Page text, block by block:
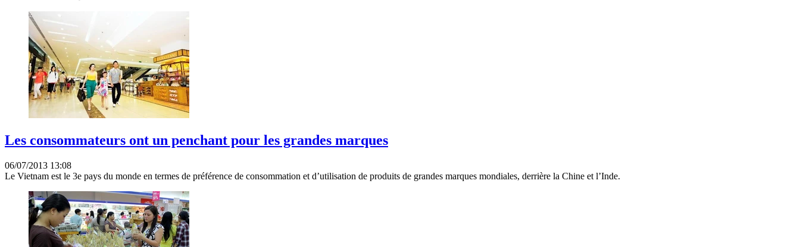
Les consommateurs ont un penchant pour les grandes marques
06/07/2013 13:08
Le Vietnam est le 3e pays du monde en termes de préférence de consommation et d’utilisation de produits de grandes marques mondiales, derrière la Chine et l’Inde.